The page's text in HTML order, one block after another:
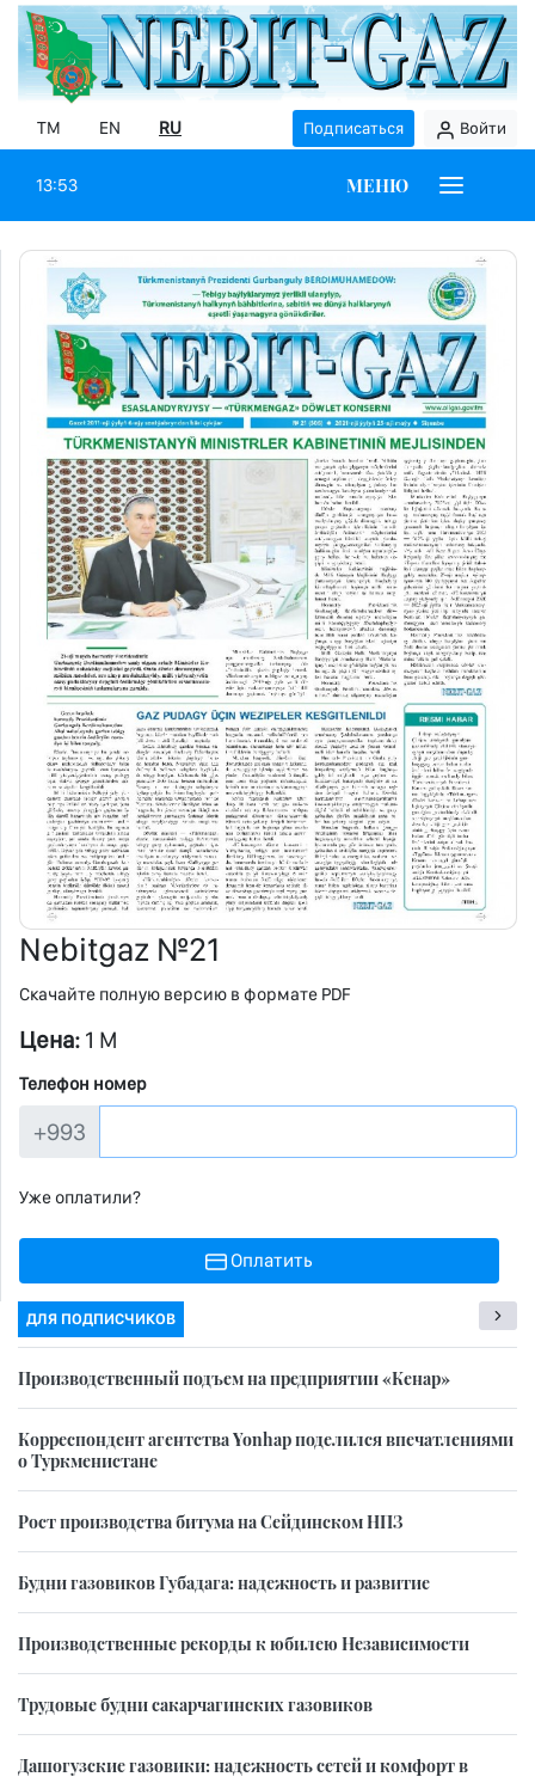
TM EN RU Подписаться Войти
13:53 МЕНЮ
Nebitgaz №21
Скачайте полную версию в формате PDF
Цена: 1 M
Телефон номер
+993
Уже оплатили?
Оплатить
ДЛЯ ПОДПИСЧИКОВ
Производственный подъем на предприятии «Кенар»
Корреспондент агентства Yonhap поделился впечатлениями
о Туркменистане
Рост производства битума на Сейдинском НПЗ
Будни газовиков Губадага: надежность и развитие
Производственные рекорды к юбилею Независимости
Трудовые будни сакарчагинских газовиков
Дашогузские газовики: надежность сетей и комфорт в